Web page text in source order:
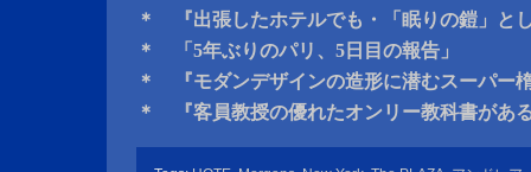
＊ 『出張したホテルでも・「眠りの鎧」と
＊ 「5年ぶりのパリ、5日目の報告」
＊ 『モダンデザインの造形に潜むスーパー
＊ 『客員教授の優れたオンリー教科書があ